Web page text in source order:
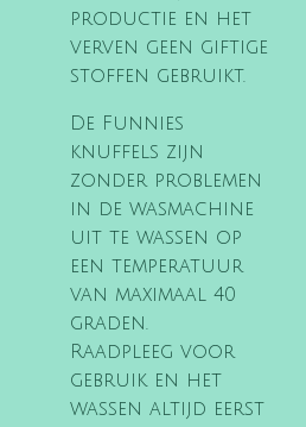
productie en het
verven geen giftige
stoffen gebruikt.
De Funnies
knuffels zijn
zonder problemen
in de wasmachine
uit te wassen op
een temperatuur
van maximaal 40
graden.
Raadpleeg voor
gebruik en het
wassen altijd eerst